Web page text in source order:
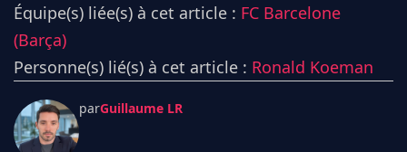
Équipe(s) liée(s) à cet article : FC Barcelone
(Barça)
Personne(s) lié(s) à cet article : Ronald Koeman
parGuillaume LR